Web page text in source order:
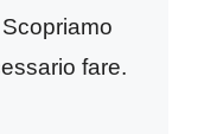
fare.